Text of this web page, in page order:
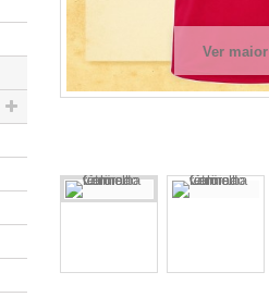
Ver maior